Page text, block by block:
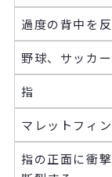
過度の背中を
野球、サッカ
指
マレットフィ
指の正面に衝